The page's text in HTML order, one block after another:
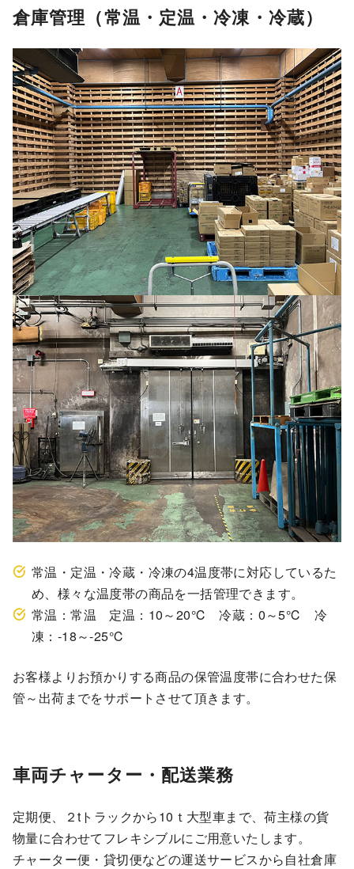
倉庫管理（常温・定温・冷凍・冷蔵）
常温・定温・冷蔵・冷凍の4温度帯に対応しているた
め、様々な温度帯の商品を一括管理できます。
常温：常温 定温：10～20℃ 冷蔵：0～5℃ 冷
凍：-18～-25℃
お客様よりお預かりする商品の保管温度帯に合わせた保
管～出荷までをサポートさせて頂きます。
車両チャーター・配送業務
定期便、２tトラックから10ｔ大型車まで、荷主様の貨
物量に合わせてフレキシブルにご用意いたします。
チャーター便・貸切便などの運送サービスから自社倉庫